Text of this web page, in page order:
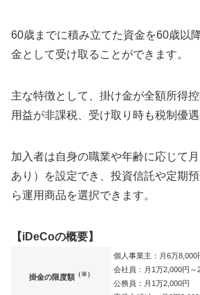
60歳までに積み立てた資金を60歳以
金として受け取ることができます。
主な特徴として、掛け金が全額所得
用益が非課税、受け取り時も税制優遇
加入者は自身の職業や年齢に応じて
あり）を設定でき、投資信託や定期
ら運用商品を選択できます。
【iDeCoの概要】
掛金の限度額 （※）
個人事業主：月6万8,000
会社員：月1万2,000円～
公務員：月1万2,000円